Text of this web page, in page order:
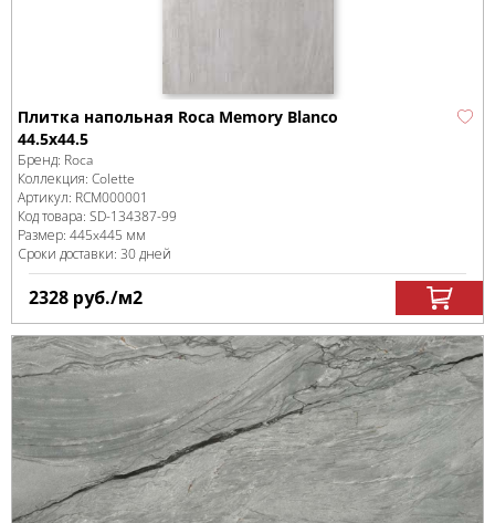
Плитка напольная Roca Memory Blanco
44.5х44.5
Бренд: Roca
Коллекция: Colette
Артикул: RCM000001
Код товара: SD-134387-99
Размер: 445x445 мм
Сроки доставки: 30 дней
2328 руб./м2